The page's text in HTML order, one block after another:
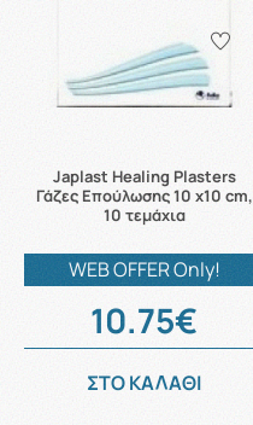
Japlast Healing Plasters
Γάζες Επούλωσης 10 x10 cm,
10 τεμάχια
WEB OFFER Only!
10.75€
ΣΤΟ ΚΑΛΑΘΙ